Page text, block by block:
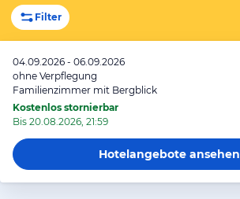
Filter
04.09.2026 - 06.09.2026
ohne Verpflegung
Familienzimmer mit Bergblick
Kostenlos stornierbar
Bis 20.08.2026, 21:59
Hotelangeboteansehen